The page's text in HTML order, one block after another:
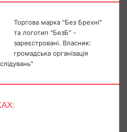
Торгова марка "Без Брехні"
та логотип "БезБ" -
зареєстровані. Власник:
громадська організація